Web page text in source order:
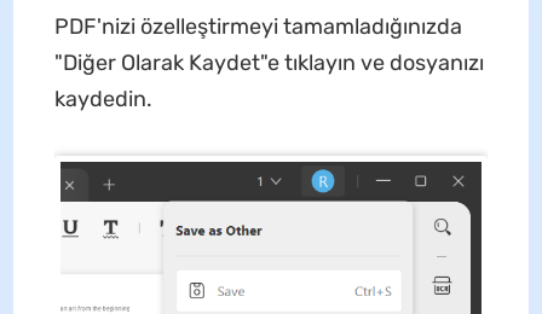
PDF'nizi özelleştirmeyi tamamladığınızda
"Diğer Olarak Kaydet"e tıklayın ve dosyanızı
kaydedin.